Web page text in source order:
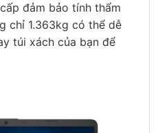
đảm bảo tính thẩm
chỉ 1.363kg có thể dễ
túi xách của bạn để